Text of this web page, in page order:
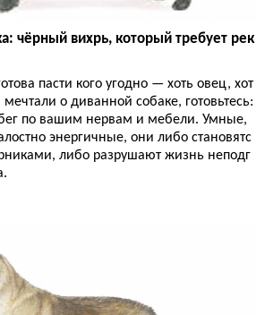
чёрный вихрь, который требует рек
пасти кого угодно — хоть овец, хот
о диванной собаке, готовьтесь:
по вашим нервам и мебели. Умные,
энергичные, они либо становятс
либо разрушают жизнь неподг